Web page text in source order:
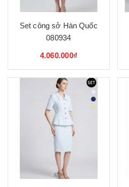
Set công sở Hàn Quốc
080934
4.060.000₫